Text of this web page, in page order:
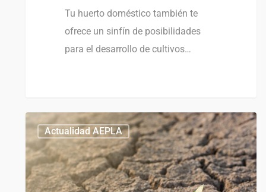
Tu huerto doméstico también te
ofrece un sinfín de posibilidades
para el desarrollo de cultivos…
Actualidad AEPLA
0